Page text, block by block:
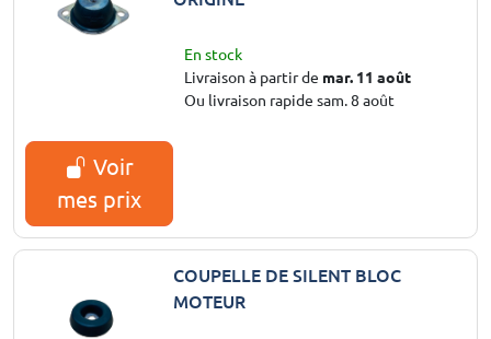
En stock
Livraison à partir de mar. 11 août
Ou livraison rapide sam. 8 août
Voir
mes prix
COUPELLE DE SILENT BLOC
MOTEUR